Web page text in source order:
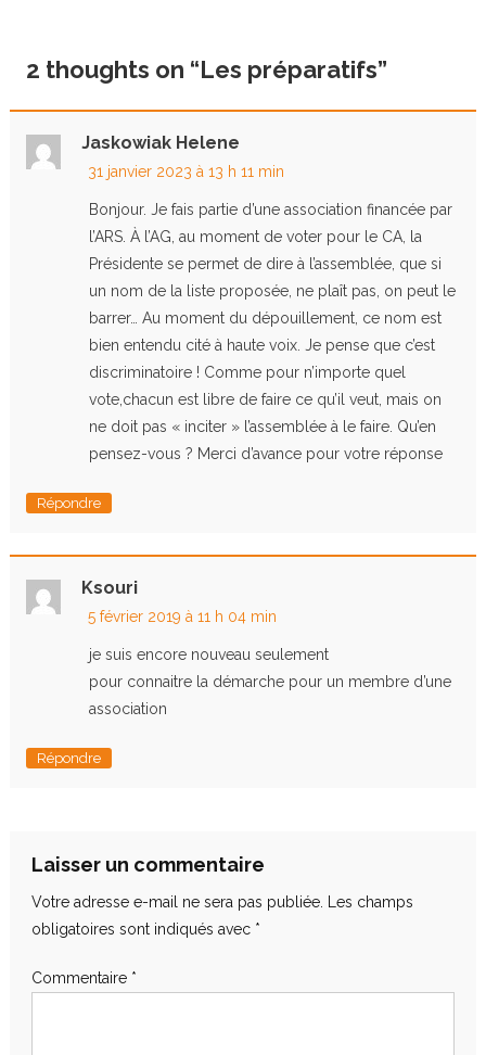
2 thoughts on “Les préparatifs”
Jaskowiak Helene
31 janvier 2023 à 13 h 11 min
Bonjour. Je fais partie d’une association financée par
l’ARS. À l’AG, au moment de voter pour le CA, la
Présidente se permet de dire à l’assemblée, que si
un nom de la liste proposée, ne plaît pas, on peut le
barrer… Au moment du dépouillement, ce nom est
bien entendu cité à haute voix. Je pense que c’est
discriminatoire ! Comme pour n’importe quel
vote,chacun est libre de faire ce qu’il veut, mais on
ne doit pas « inciter » l’assemblée à le faire. Qu’en
pensez-vous ? Merci d’avance pour votre réponse
Répondre
Ksouri
5 février 2019 à 11 h 04 min
je suis encore nouveau seulement
pour connaitre la démarche pour un membre d’une
association
Répondre
Laisser un commentaire
Votre adresse e-mail ne sera pas publiée. Les champs
obligatoires sont indiqués avec *
Commentaire *